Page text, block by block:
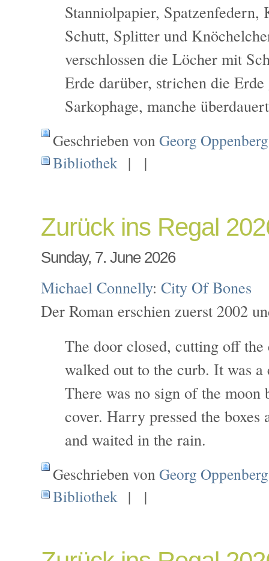
Stanniolpapier, Spatzenfedern,
Schutt, Splitter und
verschlossen die Löcher mit
Erde darüber, strichen die
Sarkophage, manche
Geschrieben vonGeorg Oppenberg
Bibliothek | |
Zurück ins Regal
Sunday, 7. June 2026
Michael Connelly:City Of Bones
Der Roman erschien zuerst 2002
The door closed, cutting off
walked out to the curb. It was
There was no sign of the moon
cover. Harry pressed the boxes
and waited in the rain.
Geschrieben vonGeorg Oppenberg
Bibliothek | |